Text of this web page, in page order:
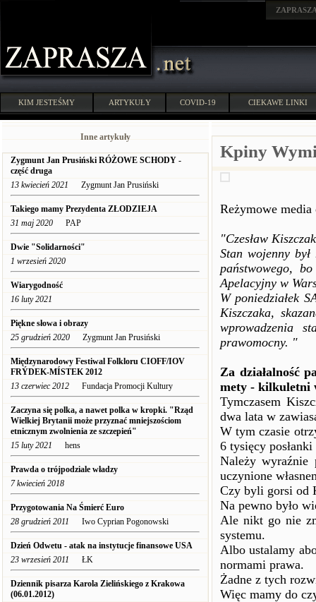
KIM JESTEŚMY ARTYKUŁY COVID-19 CIEKAWE LINKI
Inne artykuły
Zygmunt Jan Prusiński RÓŻOWE SCHODY -
część druga
13 kwiecień 2021 Zygmunt Jan Prusiński
Takiego mamy Prezydenta ZŁODZIEJA
31 maj 2020 PAP
Dwie "Solidarności"
1 wrzesień 2020
Wiarygodność
16 luty 2021
Piękne słowa i obrazy
25 grudzień 2020 Zygmunt Jan Prusiński
Międzynarodowy Festiwal Folkloru CIOFF/IOV
FRÝDEK-MÍSTEK 2012
13 czerwiec 2012 Fundacja Promocji Kultury
Zaczyna się polka, a nawet polka w kropki. "Rząd
Wielkiej Brytanii może przyznać mniejszościom
etnicznym zwolnienia ze szczepień"
15 luty 2021 hens
Prawda o trójpodziale władzy
7 kwiecień 2018
Przygotowania Na Śmierć Euro
28 grudzień 2011 Iwo Cyprian Pogonowski
Dzień Odwetu - atak na instytucje finansowe USA
23 wrzesień 2011 ŁK
Dziennik pisarza Karola Zielińskiego z Krakowa
(06.01.2012)
Kpiny
Reżymowe media
"Czesław
Stan wojenny
państwowego,
Apelacyjny w
W poniedziałek
Kiszczaka,
wprowadzenia
prawomocny. "
Za działalność
mety - kilkuletni
Tymczasem
dwa lata w
W tym czasie
6 tysięcy
Należy wyraźnie
uczynione
Czy byli gorsi od
Na pewno było
Ale nikt go nie
systemu.
Albo ustalamy
normami prawa.
Żadne z tych
Więc mamy do